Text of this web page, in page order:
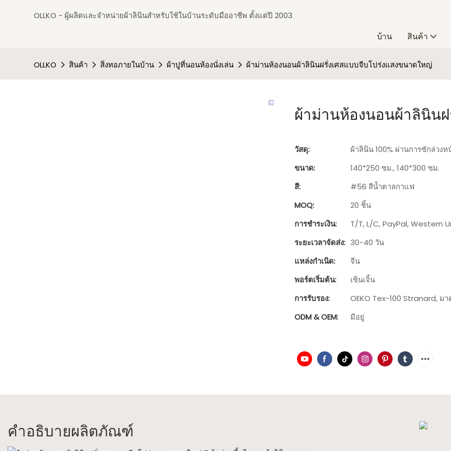
OLLKO - ผู้ผลิตและจำหน่ายผ้าลินินสำหรับใช้ในบ้านระดับมืออาชีพ ตั้งแต่ปี 2003
บ้าน สินค้า
OLLKO สินค้า สิ่งทอภายในบ้าน ผ้าปูที่นอนห้องนั่งเล่น ผ้าม่านห้องนอนผ้าลินินฝรั่งเศสแบบจีบโปร่งแสงขนาดใหญ่
ผ้าม่านห้องนอนผ้าลินิน
วัสดุ:
ผ้าลินิน 100% ผ่านการซักล่วง
ขนาด:
140*250 ซม., 140*300 ซม.
สี:
#56 สีน้ำตาลกาแฟ
MOQ:
20 ชิ้น
การชำระเงิน:
T/T, L/C, PayPal, Western
ระยะเวลาจัดส่ง: 30-40 วัน
แหล่งกำเนิด:
จีน
พอร์ตเริ่มต้น:
เซินเจิ้น
การรับรอง:
OEKO Tex-100 Stranard, ม
ODM & OEM:
มีอยู่
คำอธิบายผลิตภัณฑ์